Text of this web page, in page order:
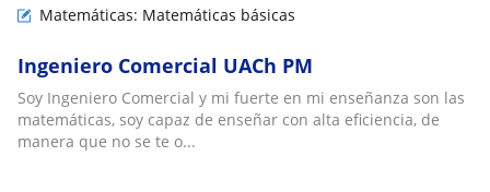
Matemáticas: Matemáticas básicas
Ingeniero Comercial UACh PM
Soy Ingeniero Comercial y mi fuerte en mi enseñanza son las
matemáticas, soy capaz de enseñar con alta eficiencia, de
manera que no se te o...